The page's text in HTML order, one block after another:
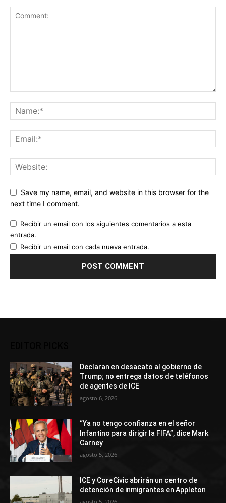
Save my name, email, and website in this browser for the
next time I comment.
Recibir un email con los siguientes comentarios a esta
entrada.
Recibir un email con cada nueva entrada.
Declaran en desacato al gobierno de
Trump; no entrega datos de teléfonos
de agentes de ICE
agosto 6, 2026
“Ya no tengo confianza en el señor
Infantino para dirigir la FIFA”, dice Mark
Carney
agosto 5, 2026
ICE y CoreCivic abrirán un centro de
detención de inmigrantes en Appleton